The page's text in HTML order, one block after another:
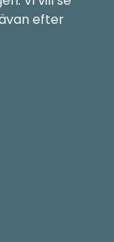
efter